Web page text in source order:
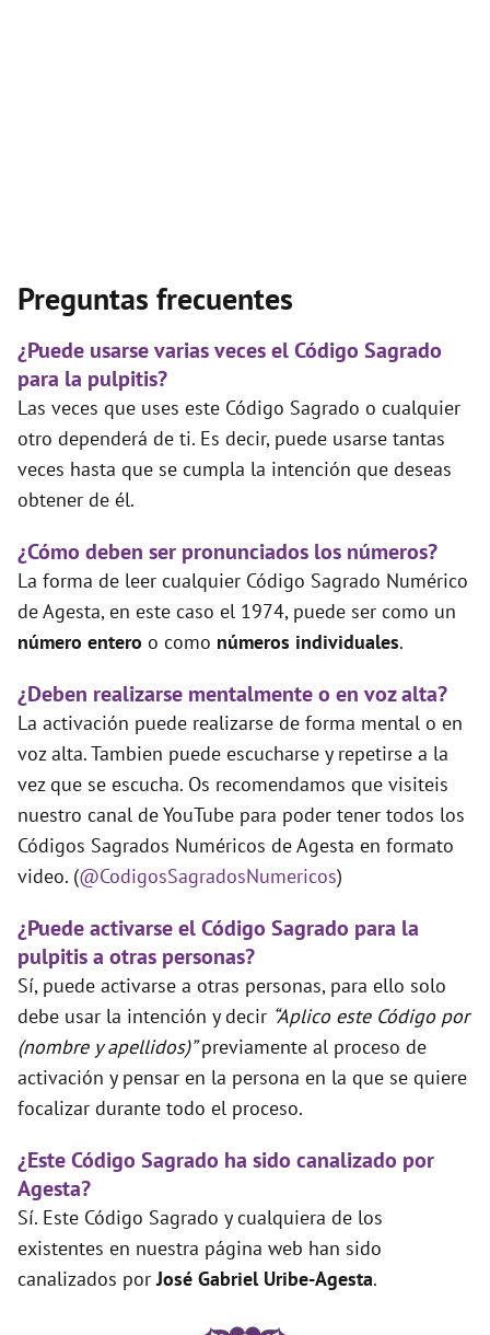
Preguntas frecuentes
¿Puede usarse varias veces el Código Sagrado
para la pulpitis?
Las veces que uses este Código Sagrado o cualquier
otro dependerá de ti. Es decir, puede usarse tantas
veces hasta que se cumpla la intención que deseas
obtener de él.
¿Cómo deben ser pronunciados los números?
La forma de leer cualquier Código Sagrado Numérico
de Agesta, en este caso el 1974, puede ser como un
número entero o como números individuales.
¿Deben realizarse mentalmente o en voz alta?
La activación puede realizarse de forma mental o en
voz alta. Tambien puede escucharse y repetirse a la
vez que se escucha. Os recomendamos que visiteis
nuestro canal de YouTube para poder tener todos los
Códigos Sagrados Numéricos de Agesta en formato
video. (@CodigosSagradosNumericos)
¿Puede activarse el Código Sagrado para la
pulpitis a otras personas?
Sí, puede activarse a otras personas, para ello solo
debe usar la intención y decir “Aplico este Código por
(nombre y apellidos)”previamente al proceso de
activación y pensar en la persona en la que se quiere
focalizar durante todo el proceso.
¿Este Código Sagrado ha sido canalizado por
Agesta?
Sí. Este Código Sagrado y cualquiera de los
existentes en nuestra página web han sido
canalizados porJosé Gabriel Uribe-Agesta.